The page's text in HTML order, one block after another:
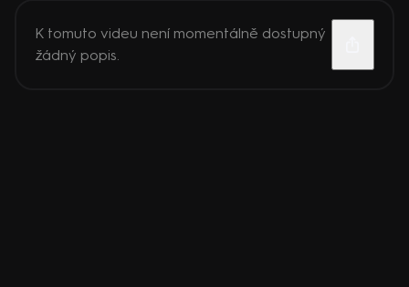
K tomuto videu není momentálně dostupný
žádný popis.